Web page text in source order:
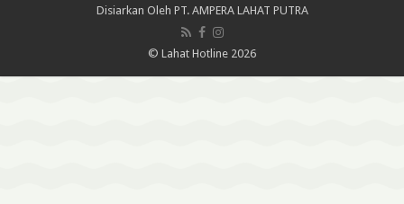
Disiarkan Oleh PT. AMPERA LAHAT PUTRA
© Lahat Hotline 2026